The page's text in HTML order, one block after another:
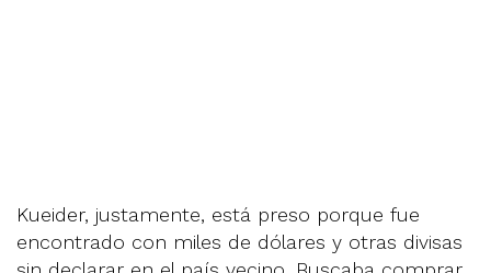
Kueider, justamente, está preso porque fue
encontrado con miles de dólares y otras divisas